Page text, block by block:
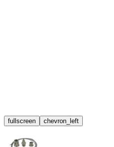
fullscreen chevron_left